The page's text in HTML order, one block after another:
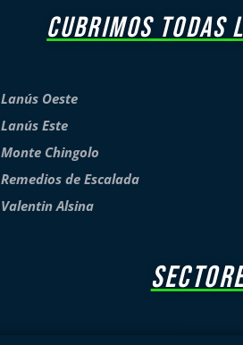
CUBRIMOS TODAS
Lanús Oeste
Lanús Este
Monte Chingolo
Remedios de Escalada
Valentin Alsina